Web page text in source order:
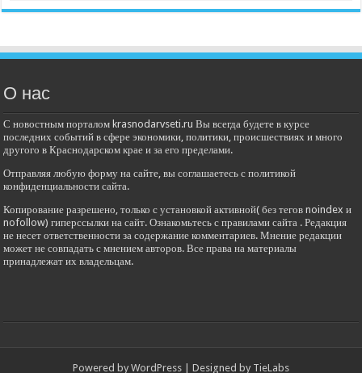
О нас
С новостным порталом krasnodarvseti.ru Вы всегда будете в курсе
последних событий в сфере экономики, политики, происшествиях и много
другого в Краснодарском крае и за его пределами.
Отправляя любую форму на сайте, вы соглашаетесь с политикой
конфиденциальности сайта.
Копирование разрешено, только с установкой активной( без тегов noindex и
nofollow) гиперссылки на сайт. Ознакомьтесь с правилами сайта . Редакция
не несет ответственности за содержание комментариев. Мнение редакции
может не совпадать с мнением авторов. Все права на материалы
принадлежат их владельцам.
Powered by WordPress | Designed by TieLabs